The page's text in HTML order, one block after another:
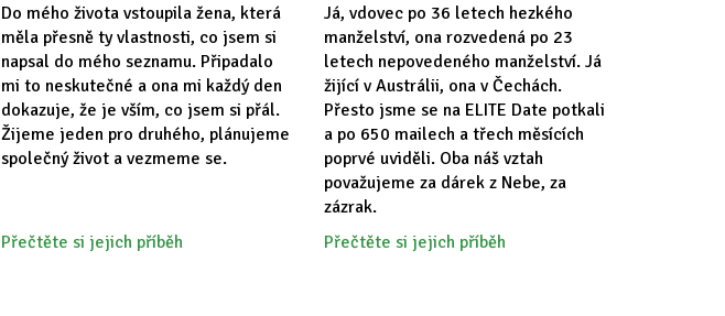
Do mého života vstoupila žena, která
měla přesně ty vlastnosti, co jsem si
napsal do mého seznamu. Připadalo
mi to neskutečné a ona mi každý den
dokazuje, že je vším, co jsem si přál.
Žijeme jeden pro druhého, plánujeme
společný život a vezmeme se.
Přečtěte si jejich příběh
Já, vdovec po 36 letech hezkého
manželství, ona rozvedená po 23
letech nepovedeného manželství. Já
žijící v Austrálii, ona v Čechách.
Přesto jsme se na ELITE Date potkali
a po 650 mailech a třech měsících
poprvé uviděli. Oba náš vztah
považujeme za dárek z Nebe, za
zázrak.
Přečtěte si jejich příběh